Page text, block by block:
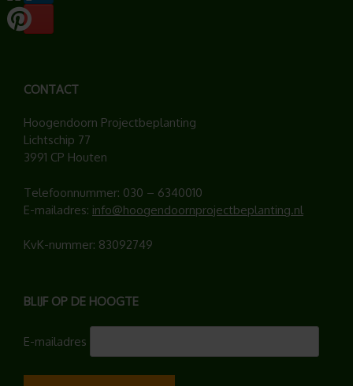
CONTACT
Hoogendoorn Projectbeplanting
Lichtschip 77
3991 CP Houten
Telefoonnummer: 030 – 6340010
E-mailadres: info@hoogendoornprojectbeplanting.nl
KvK-nummer: 83092749
BLIJF OP DE HOOGTE
E-mailadres